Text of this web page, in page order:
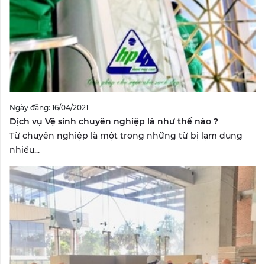
Ngày đăng: 16/04/2021
Dịch vụ Vệ sinh chuyên nghiệp là như thế nào ?
Từ chuyên nghiệp là một trong những từ bị lạm dụng
nhiều...